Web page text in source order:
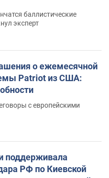
баллистические
эксперт
о ежемесячной
Patriot из США:
с европейскими
поддерживала
РФ по Киевской